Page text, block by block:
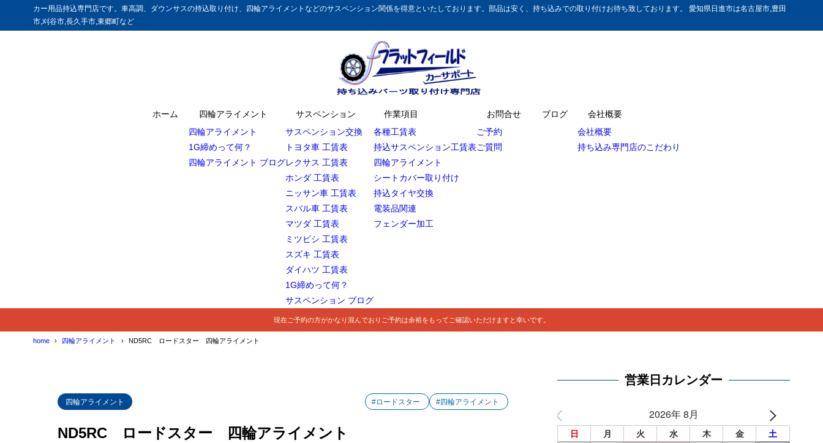
カー用品持込専門店です。車高調、ダウンサスの持込取り付け、四輪アライメントなどのサスペンション関係を得意といたしております。部品は安く、持ち込みでの取り付けお待ち致しております。 愛知県日進市は名古屋市,豊田
市,刈谷市,長久手市,東郷町など
ホーム
四輪アライメント
四輪アライメント
1G締めって何？
四輪アライメント ブログ
サスペンション
サスペンション交換
トヨタ車 工賃表
レクサス 工賃表
ホンダ 工賃表
ニッサン車 工賃表
スバル車 工賃表
マツダ 工賃表
ミツビシ 工賃表
スズキ 工賃表
ダイハツ 工賃表
1G締めって何？
サスペンション ブログ
作業項目
各種工賃表
持込サスペンション工賃表
四輪アライメント
シートカバー取り付け
持込タイヤ交換
電装品関連
フェンダー加工
お問合せ
ご予約
ご質問
ブログ
会社概要
会社概要
持ち込み専門店のこだわり
現在ご予約の方がかなり混んでおりご予約は余裕をもってご確認いただけますと幸いです。
home 四輪アライメント ND5RC ロードスター 四輪アライメント
四輪アライメント #ロードスター #四輪アライメント
ND5RC ロードスター 四輪アライメント
営業日カレンダー
2026年 8月
日 月 火 水 木 金 土